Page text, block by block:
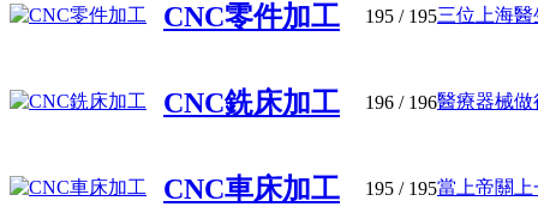
CNC零件加工 195 / 195三位上海醫
CNC銑床加工 196 / 196醫療器械做
CNC車床加工 195 / 195當上帝關上